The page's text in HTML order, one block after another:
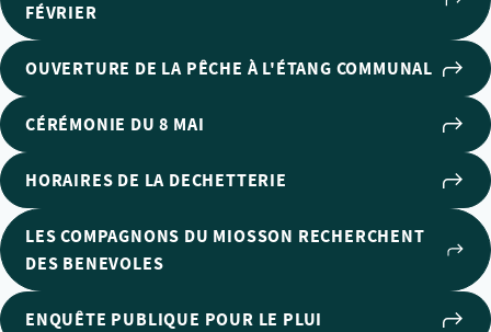
FÉVRIER
OUVERTURE DE LA PÊCHE À L'ÉTANG COMMUNAL
CÉRÉMONIE DU 8 MAI
HORAIRES DE LA DECHETTERIE
LES COMPAGNONS DU MIOSSON RECHERCHENT
DES BENEVOLES
ENQUÊTE PUBLIQUE POUR LE PLUI